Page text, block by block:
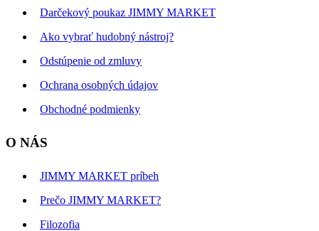
Darčekový poukaz JIMMY MARKET
Ako vybrať hudobný nástroj?
Odstúpenie od zmluvy
Ochrana osobných údajov
Obchodné podmienky
O NÁS
JIMMY MARKET príbeh
Prečo JIMMY MARKET?
Filozofia